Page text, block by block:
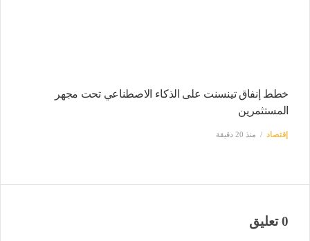
خطط إنفاق تينسنت على الذكاء الاصطناعي تحت مجهر
المستثمرين
إقتصاد منذ 20 دقيقة
0 تعليق